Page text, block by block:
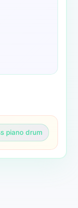
piano drum